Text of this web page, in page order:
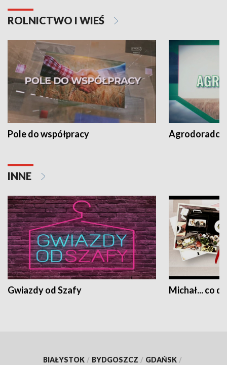
ROLNICTWO I WIEŚ
Pole do współpracy Agrodoradcy
INNE
Gwiazdy od Szafy Michał... co
BIAŁYSTOK / BYDGOSZCZ / GDAŃSK /